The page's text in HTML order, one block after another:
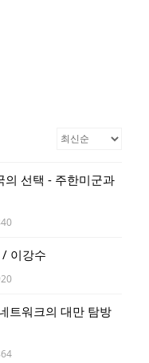
의 선택 - 주한미군과
이강수
트워크의 대만 탐방